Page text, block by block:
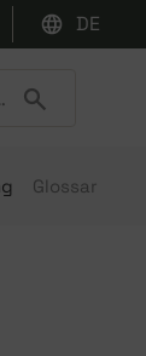
DE
Glossar